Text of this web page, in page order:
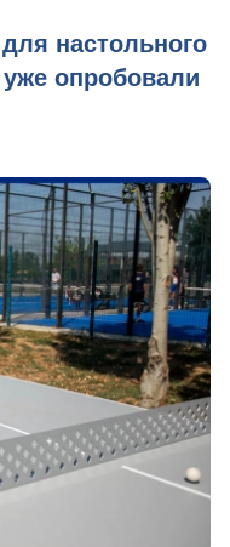
настольного
опробовали